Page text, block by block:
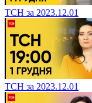
ТСН за 2023.12.01
ТСН за 2023.12.01